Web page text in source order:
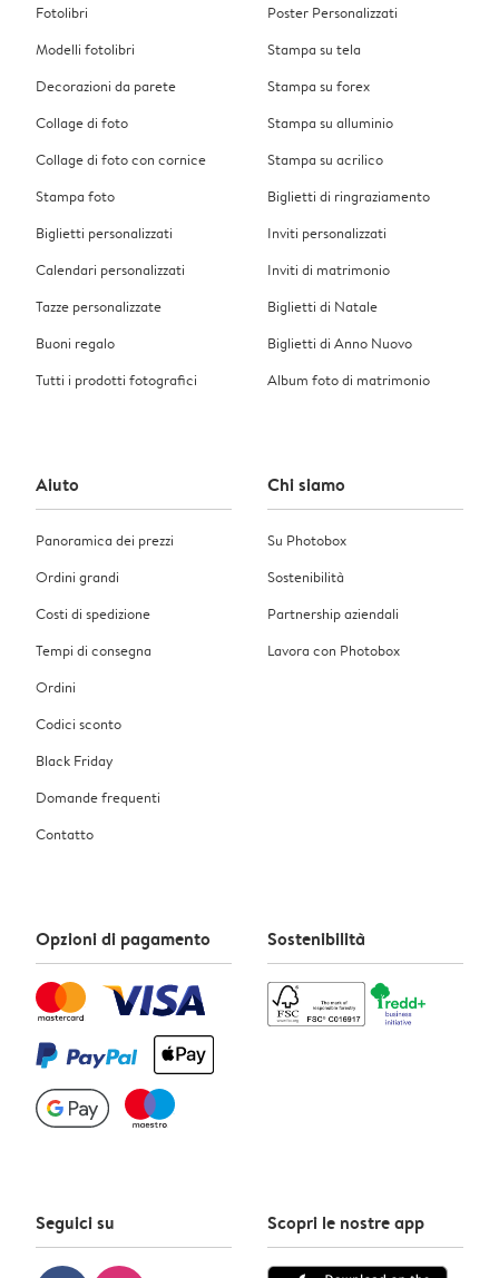
Fotolibri
Modelli fotolibri
Decorazioni da parete
Collage di foto
Collage di foto con cornice
Stampa foto
Biglietti personalizzati
Calendari personalizzati
Tazze personalizzate
Buoni regalo
Tutti i prodotti fotografici
Poster Personalizzati
Stampa su tela
Stampa su forex
Stampa su alluminio
Stampa su acrilico
Biglietti di ringraziamento
Inviti personalizzati
Inviti di matrimonio
Biglietti di Natale
Biglietti di Anno Nuovo
Album foto di matrimonio
Aiuto
Panoramica dei prezzi
Ordini grandi
Costi di spedizione
Tempi di consegna
Ordini
Codici sconto
Black Friday
Domande frequenti
Contatto
Chi siamo
Su Photobox
Sostenibilità
Partnership aziendali
Lavora con Photobox
Opzioni di pagamento Sostenibilità
Seguici su Scopri le nostre app